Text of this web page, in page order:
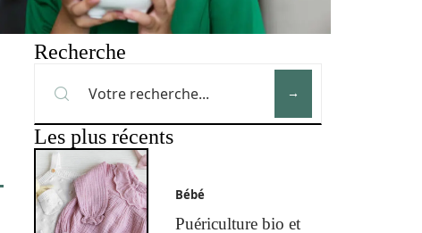
Recherche
Les plus récents
Bébé
Puériculture bio et